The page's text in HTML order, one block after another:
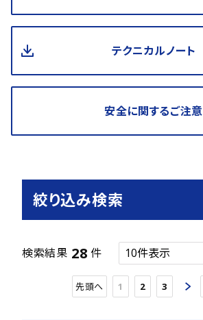
テクニカルノート
安全に関するご注意
絞り込み検索
検索結果 28 件
先頭へ 1 2 3